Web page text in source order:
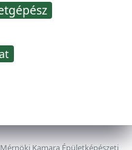
Mérnöki Kamara Épületképészeti